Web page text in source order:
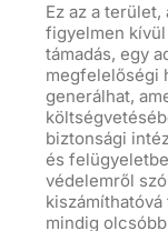
Ez az a
figyelmen
támadás, egy
megfelelőségi
generálhat,
biztonsági
és
védelemről
mindig